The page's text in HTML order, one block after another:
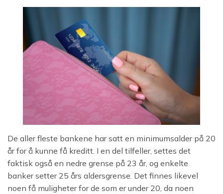
De aller fleste bankene har satt en minimumsalder på 20
år for å kunne få kreditt. I en del tilfeller, settes det
faktisk også en nedre grense på 23 år, og enkelte
banker setter 25 års aldersgrense. Det finnes likevel
noen få muligheter for de som er under 20, da noen